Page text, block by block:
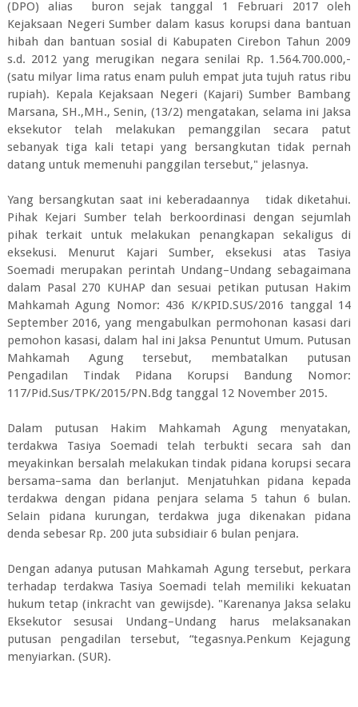
(DPO) alias buron sejak tanggal 1 Februari 2017 oleh
Kejaksaan Negeri Sumber dalam kasus korupsi dana bantuan
hibah dan bantuan sosial di Kabupaten Cirebon Tahun 2009
s.d. 2012 yang merugikan negara senilai Rp. 1.564.700.000,-
(satu milyar lima ratus enam puluh empat juta tujuh ratus ribu
rupiah). Kepala Kejaksaan Negeri (Kajari) Sumber Bambang
Marsana, SH.,MH., Senin, (13/2) mengatakan, selama ini Jaksa
eksekutor telah melakukan pemanggilan secara patut
sebanyak tiga kali tetapi yang bersangkutan tidak pernah
datang untuk memenuhi panggilan tersebut," jelasnya.
Yang bersangkutan saat ini keberadaannya tidak diketahui.
Pihak Kejari Sumber telah berkoordinasi dengan sejumlah
pihak terkait untuk melakukan penangkapan sekaligus di
eksekusi. Menurut Kajari Sumber, eksekusi atas Tasiya
Soemadi merupakan perintah Undang–Undang sebagaimana
dalam Pasal 270 KUHAP dan sesuai petikan putusan Hakim
Mahkamah Agung Nomor: 436 K/KPID.SUS/2016 tanggal 14
September 2016, yang mengabulkan permohonan kasasi dari
pemohon kasasi, dalam hal ini Jaksa Penuntut Umum. Putusan
Mahkamah Agung tersebut, membatalkan putusan
Pengadilan Tindak Pidana Korupsi Bandung Nomor:
117/Pid.Sus/TPK/2015/PN.Bdg tanggal 12 November 2015.
Dalam putusan Hakim Mahkamah Agung menyatakan,
terdakwa Tasiya Soemadi telah terbukti secara sah dan
meyakinkan bersalah melakukan tindak pidana korupsi secara
bersama–sama dan berlanjut. Menjatuhkan pidana kepada
terdakwa dengan pidana penjara selama 5 tahun 6 bulan.
Selain pidana kurungan, terdakwa juga dikenakan pidana
denda sebesar Rp. 200 juta subsidiair 6 bulan penjara.
Dengan adanya putusan Mahkamah Agung tersebut, perkara
terhadap terdakwa Tasiya Soemadi telah memiliki kekuatan
hukum tetap (inkracht van gewijsde). "Karenanya Jaksa selaku
Eksekutor sesusai Undang–Undang harus melaksanakan
putusan pengadilan tersebut, “tegasnya.Penkum Kejagung
menyiarkan. (SUR).